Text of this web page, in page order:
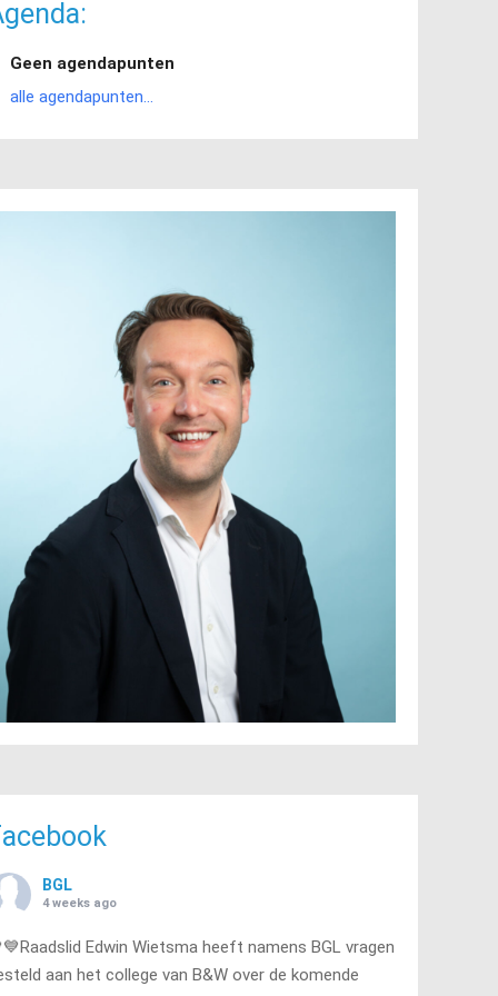
dat...
Geen agendapunten
alle agendapunten...
BGL
4 weeks ago
Edwin Wietsma heeft namens BGL vragen
aan het college van B&W over de komende